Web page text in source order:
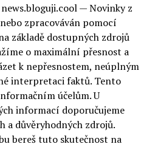
— Novinky z
zpracováván pomocí
základě dostupných zdrojů
o maximální přesnost a
k nepřesnostem, neúplným
interpretaci faktů. Tento
účelům. U
informací doporučujeme
a důvěryhodných zdrojů.
bereš tuto skutečnost na